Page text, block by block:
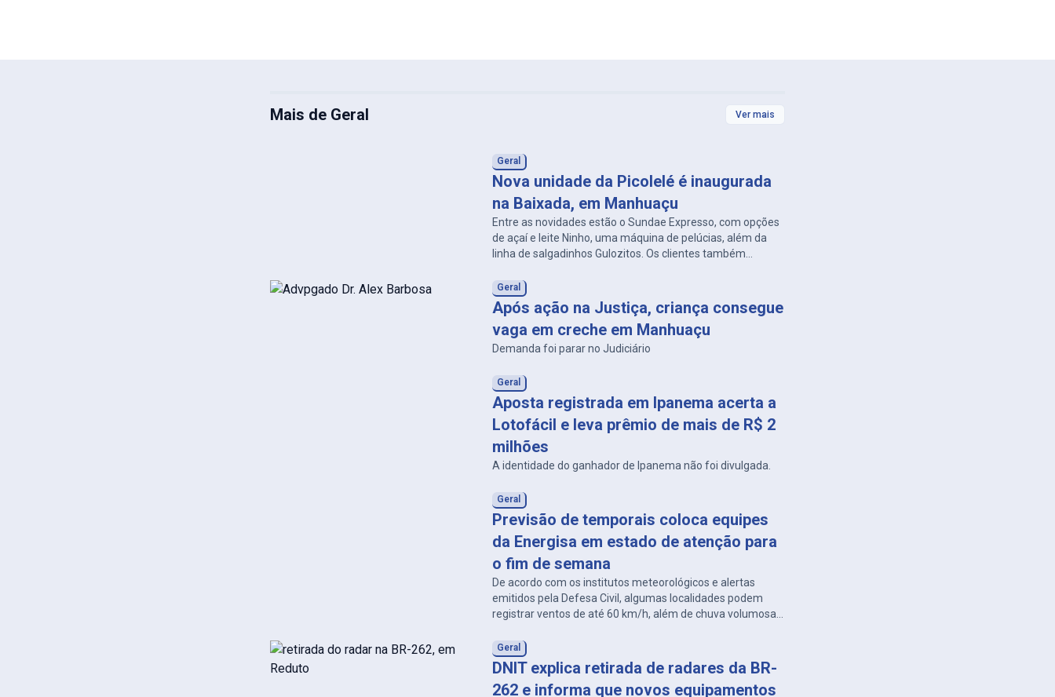
Mais de Geral Ver mais
Geral
Nova unidade da Picolelé é inaugurada
na Baixada, em Manhuaçu
Entre as novidades estão o Sundae Expresso, com opções
de açaí e leite Ninho, uma máquina de pelúcias, além da
linha de salgadinhos Gulozitos. Os clientes também
complementos.
Geral
Após ação na Justiça, criança consegue
vaga em creche em Manhuaçu
Demanda foi parar no Judiciário
Geral
Aposta registrada em Ipanema acerta a
Lotofácil e leva prêmio de mais de R$ 2
milhões
A identidade do ganhador de Ipanema não foi divulgada.
Geral
Previsão de temporais coloca equipes
da Energisa em estado de atenção para
o fim de semana
De acordo com os institutos meteorológicos e alertas
emitidos pela Defesa Civil, algumas localidades podem
registrar ventos de até 60 km/h, além de chuva volumosa
Geral
DNIT explica retirada de radares da BR-
262 e informa que novos equipamentos